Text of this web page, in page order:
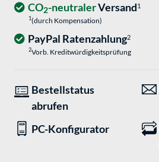
CO2-neutralerVersand1
1(durch Kompensation)
PayPal Ratenzahlung2
2Vorb. Kreditwürdigkeitsprüfung
Bestellstatus
abrufen
PC-Konfigurator